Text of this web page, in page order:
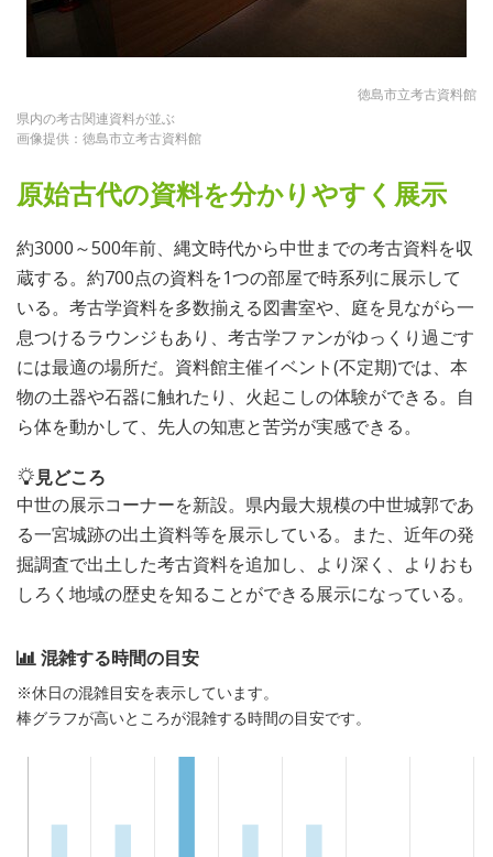
徳島市立考古資料館
県内の考古関連資料が並ぶ
画像提供：徳島市立考古資料館
原始古代の資料を分かりやすく展示
約3000～500年前、縄文時代から中世までの考古資料を収
蔵する。約700点の資料を1つの部屋で時系列に展示して
いる。考古学資料を多数揃える図書室や、庭を見ながら一
息つけるラウンジもあり、考古学ファンがゆっくり過ごす
には最適の場所だ。資料館主催イベント(不定期)では、本
物の土器や石器に触れたり、火起こしの体験ができる。自
ら体を動かして、先人の知恵と苦労が実感できる。
見どころ
中世の展示コーナーを新設。県内最大規模の中世城郭であ
る一宮城跡の出土資料等を展示している。また、近年の発
掘調査で出土した考古資料を追加し、より深く、よりおも
しろく地域の歴史を知ることができる展示になっている。
混雑する時間の目安
※休日の混雑目安を表示しています。
棒グラフが高いところが混雑する時間の目安です。